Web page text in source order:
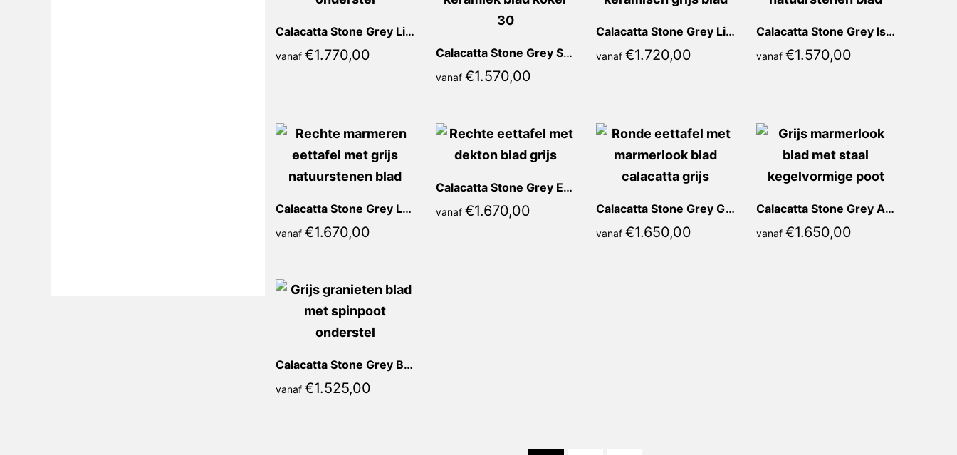
Calacatta Stone Grey Lia Recht
vanaf €1.770,00 Calacatta Stone Grey Sienna Recht
vanaf €1.570,00
Calacatta Stone Grey Liona Recht
vanaf €1.720,00
Calacatta Stone Grey Isabella Recht
vanaf €1.570,00
Calacatta Stone Grey Lauretta Recht
vanaf €1.670,00
Calacatta Stone Grey Elena Recht
vanaf €1.670,00 Calacatta Stone Grey Giorgia Rond
vanaf €1.650,00
Calacatta Stone Grey Ariane Rond
vanaf €1.650,00
Calacatta Stone Grey Bianca Rond
vanaf €1.525,00